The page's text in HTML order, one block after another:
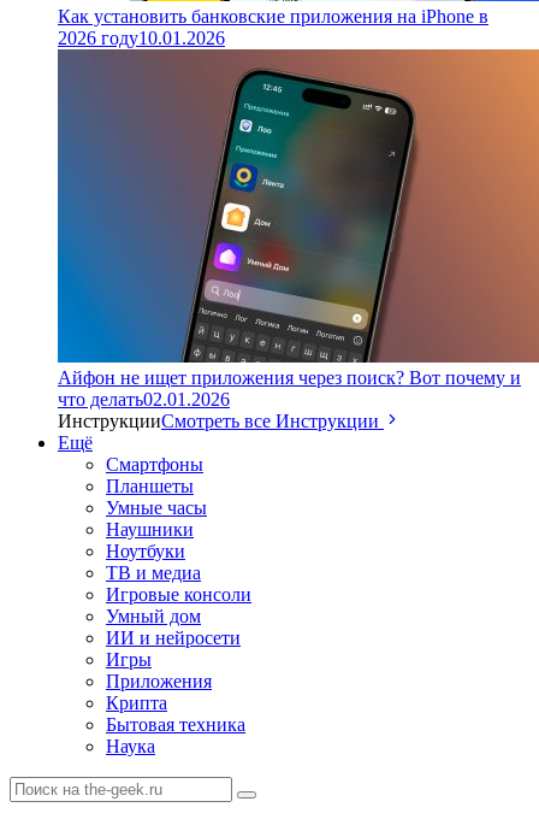
Как установить банковские приложения на iPhone в
2026 году10.01.2026
Айфон не ищет приложения через поиск? Вот почему и
что делать02.01.2026
ИнструкцииСмотреть все Инструкции
Ещё
Смартфоны
Планшеты
Умные часы
Наушники
Ноутбуки
ТВ и медиа
Игровые консоли
Умный дом
ИИ и нейросети
Игры
Приложения
Крипта
Бытовая техника
Наука